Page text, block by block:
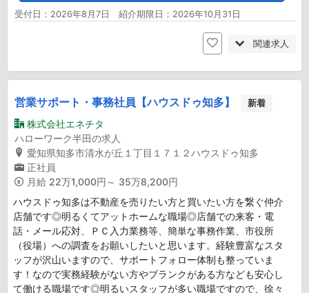
受付日：2026年8月7日 紹介期限日：2026年10月31日
関連求人
営業サポート・事務社員【ハウスドゥ知多】 新着
株式会社エネチタ
ハローワーク半田の求人
愛知県知多市清水が丘１丁目１７１２ハウスドゥ知多
正社員
月給 22万1,000円～ 35万8,200円
ハウスドゥ知多は不動産を売りたい方と買いたい方を繋ぐ仲介
店舗です◎明るくてアットホームな職場◎店舗での来客・電
話・メール応対、ＰＣ入力業務等、簡単な事務作業、市役所
（役場）への調査をお願いしたいと思います。経験豊富なスタ
ッフが沢山いますので、サポートフォロー体制も整っていま
す！なので実務経験がない方やブランクがある方なども安心し
て働ける職場です◎明るいスタッフが多い職場ですので、徐々